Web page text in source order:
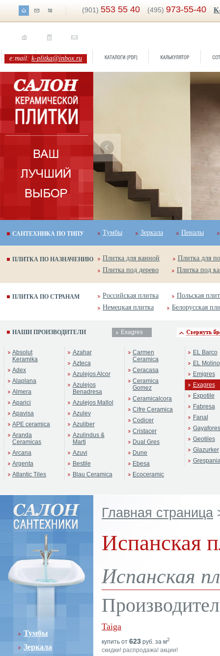
(901) 553 55 40 (495) 973-55-40
e:mail: k-plitka@inbox.ru
Taiga
Exagres
САНТЕХНИКА ПО ТИПУ Тумбы Зеркала Пеналы
ПЛИТКА ПО НАЗНАЧЕНИЮ Плитка для ванной
Плитка для
Плитка под дерево
Плитка под
ПЛИТКА ПО СТРАНАМ Российская плитка
Польская
Немецкая плитка
Белорусская
НАШИ ПРОИЗВОДИТЕЛИ Exagres
Absolut
Keramika
Adex
Alaplana
Almera
Aparici
Apavisa
APE ceramica
Aranda
Ceramicas
Arcana
Argenta
Atlantic Tiles
Azahar
Azteca
Azulejos Alcor
Azulejos
Benadresa
Azulejos Mallol
Azulev
Azuliber
Azulindus &
Marti
Azuvi
Bestile
Blau Ceramica
Carmen
Ceramica
Ceracasa
Ceramica
Gomez
Ceramicalcora
Cifre Ceramica
Codicer
Cristacer
Dual Gres
Dune
Ebesa
Ecoceramic
EL Barco
EL Molino
Emigres
Exagres
Expotile
Fabresa
Fanal
Gayafores
Geotiles
Glazurker
Тумбы
Зеркала
Главная страница
Испанская
Испанская
Taiga
купить от 623 руб. за м2
скидки! распродажа! акции!